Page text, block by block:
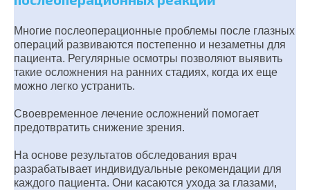
Многие послеоперационные проблемы после глазных
операций развиваются постепенно и незаметны для
пациента. Регулярные осмотры позволяют выявить
такие осложнения на ранних стадиях, когда их еще
можно легко устранить.
Своевременное лечение осложнений помогает
предотвратить снижение зрения.
На основе результатов обследования врач
разрабатывает индивидуальные рекомендации для
каждого пациента. Они касаются ухода за глазами,